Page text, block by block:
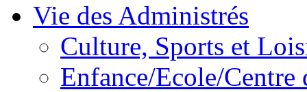
Vie des Administrés
Culture, Sports et
Enfance/Ecole/Centre